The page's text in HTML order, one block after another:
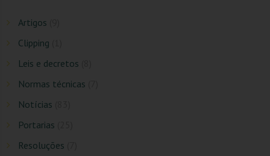
Artigos
Clipping
Leis e decretos
Normas técnicas
Notícias
Portarias
Resoluções